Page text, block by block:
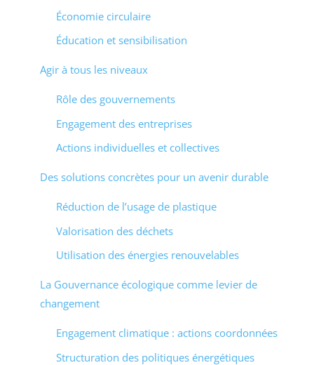
Économie circulaire
Éducation et sensibilisation
Agir à tous les niveaux
Rôle des gouvernements
Engagement des entreprises
Actions individuelles et collectives
Des solutions concrètes pour un avenir durable
Réduction de l’usage de plastique
Valorisation des déchets
Utilisation des énergies renouvelables
La Gouvernance écologique comme levier de
changement
Engagement climatique : actions coordonnées
Structuration des politiques énergétiques